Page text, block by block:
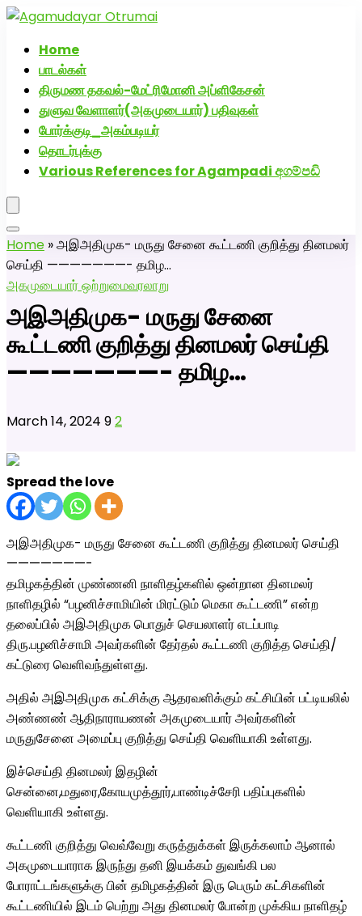
Home
பாடல்கள்
திருமண தகவல்-மேட்ரிமோனி அப்ளிகேசன்
துளுவ வேளாளர்(அகமுடையார்) பதிவுகள்
போர்க்குடி_அகம்படியர்
தொடர்புக்கு
Various References for Agampadi අගම්පඩි
Home »அஇஅதிமுக- மருது சேனை கூட்டணி குறித்து தினமலர்
செய்தி ———————- தமிழ…
அகமுடையார் ஒற்றுமைவரலாறு
அஇஅதிமுக- மருது சேனை
கூட்டணி குறித்து தினமலர் செய்தி
———————- தமிழ…
March 14, 2024 92
Spread the love
அஇஅதிமுக- மருது சேனை கூட்டணி குறித்து தினமலர் செய்தி
———————-
தமிழகத்தின் முண்ணனி நாளிதழ்களில் ஒன்றான தினமலர்
நாளிதழில் “பழனிச்சாமியின் மிரட்டும் மெகா கூட்டணி” என்ற
தலைப்பில் அஇஅதிமுக பொதுச் செயலாளர் எடப்பாடி
திரு.பழனிச்சாமி அவர்களின் தேர்தல் கூட்டணி குறித்த செய்தி/
கட்டுரை வெளிவந்துள்ளது.
அதில் அஇஅதிமுக கட்சிக்கு ஆதரவளிக்கும் கட்சியின் பட்டியலில்
அண்ணண் ஆதிநாராயணன் அகமுடையார் அவர்களின்
மருதுசேனை அமைப்பு குறித்து செய்தி வெளியாகி உள்ளது.
இச்செய்தி தினமலர் இதழின்
சென்னை,மதுரை,கோயமுத்தூர்,பாண்டிச்சேரி பதிப்புகளில்
வெளியாகி உள்ளது.
கூட்டணி குறித்து வெவ்வேறு கருத்துக்கள் இருக்கலாம் ஆனால்
அகமுடையாராக இருந்து தனி இயக்கம் துவங்கி பல
போராட்டங்களுக்கு பின் தமிழகத்தின் இரு பெரும் கட்சிகளின்
கூட்டணியில் இடம் பெற்று அது தினமலர் போன்ற முக்கிய நாளிதழ்
அகமுடையார் திருமண வரன்களுக்கு அகமுடையார்மேட்ரி-